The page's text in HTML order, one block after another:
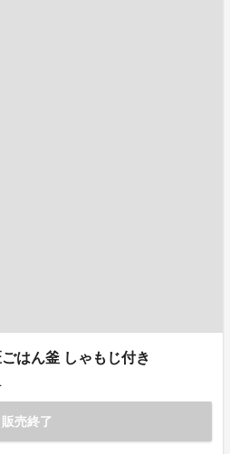
はん釜 しゃもじ付き
販売終了